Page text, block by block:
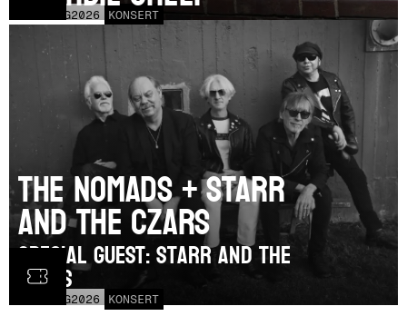
AUG2026 KONSERT
AUG2026 KONSERT
The Nomads + Starr
and the Czars
SPECIAL GUEST: Starr and the
Czars